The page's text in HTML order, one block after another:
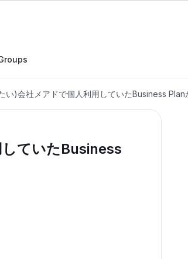
い)会社メアドで個人利用していたBusiness
ていたBusiness